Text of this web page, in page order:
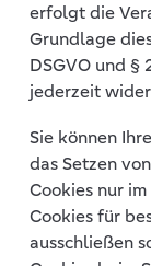
erfolgt die
Grundlage
DSGVO und §
jederzeit
Sie können
das Setzen
Cookies nur
Cookies für
ausschließen